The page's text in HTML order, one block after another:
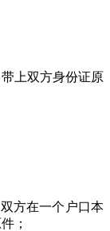
上双方身份证原
方在一个户口本
；